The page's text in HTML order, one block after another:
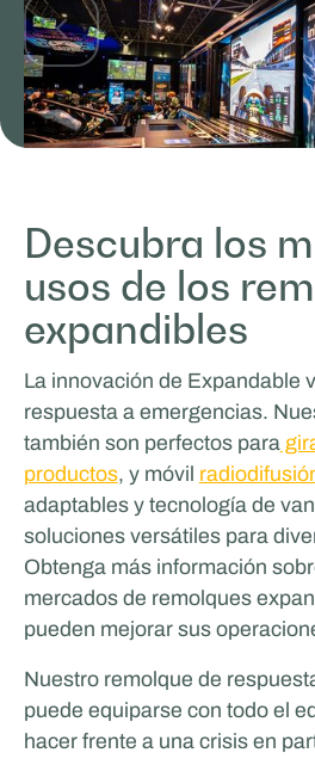
MasterXP
VENTAS Y PROMOCIÓN
Tricorp
DEPORTES Y HOSTELERÍA
Descubra los
usos de los
expandibles
La innovación de Expandable
respuesta a emergencias.
también son perfectos para
productos, y móvil
adaptables y tecnología de
soluciones versátiles para
Obtenga más información
mercados de remolques
pueden mejorar sus
Nuestro remolque de
puede equiparse con todo el
hacer frente a una crisis en